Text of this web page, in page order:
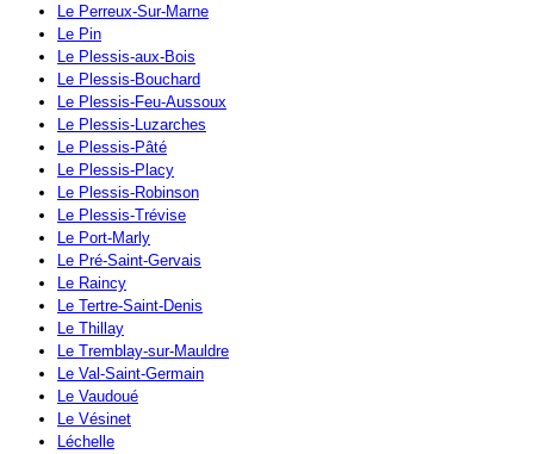
Le Perreux-Sur-Marne
Le Pin
Le Plessis-aux-Bois
Le Plessis-Bouchard
Le Plessis-Feu-Aussoux
Le Plessis-Luzarches
Le Plessis-Pâté
Le Plessis-Placy
Le Plessis-Robinson
Le Plessis-Trévise
Le Port-Marly
Le Pré-Saint-Gervais
Le Raincy
Le Tertre-Saint-Denis
Le Thillay
Le Tremblay-sur-Mauldre
Le Val-Saint-Germain
Le Vaudoué
Le Vésinet
Léchelle